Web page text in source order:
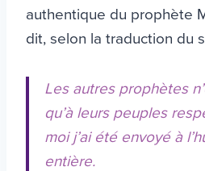
authentique du prophète
dit, selon la traduction du
Les autres prophètes
qu’à leurs peuples
moi j’ai été envoyé à
entière.